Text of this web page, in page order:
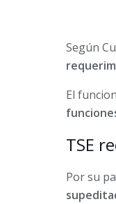
Según
El
TSE
Por su